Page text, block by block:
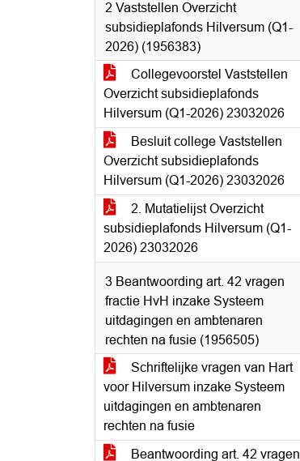
2 Vaststellen Overzicht
subsidieplafonds Hilversum (Q1-
2026) (1956383)
Collegevoorstel Vaststellen
Overzicht subsidieplafonds
Hilversum (Q1-2026) 23032026
Besluit college Vaststellen
Overzicht subsidieplafonds
Hilversum (Q1-2026) 23032026
2. Mutatielijst Overzicht
subsidieplafonds Hilversum (Q1-
2026) 23032026
3 Beantwoording art. 42 vragen
fractie HvH inzake Systeem
uitdagingen en ambtenaren
rechten na fusie (1956505)
Schriftelijke vragen van Hart
voor Hilversum inzake Systeem
uitdagingen en ambtenaren
rechten na fusie
Beantwoording art. 42 vragen